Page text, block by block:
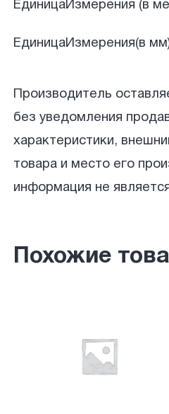
ЕдиницаИзмерения (в
ЕдиницаИзмерения(в
Производитель
без уведомления
характеристики,
товара и место его
информация не
Похожие